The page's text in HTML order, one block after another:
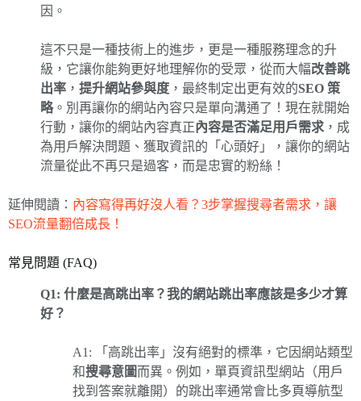
因。
這不只是一種技術上的進步，更是一種服務理念的升
級，它讓你能夠更好地理解你的受眾，從而大幅改善跳
出率 ， 提升網站參與度 ，最終制定出更有效的SEO 策
略。別再讓你的網站內容只是單向溝通了！現在就開始
行動，讓你的網站內容真正內容是否滿足用戶需求 ，成
為用戶解決問題、獲取資訊的「心頭好」，讓你的網站
流量從此不再只是過客，而是忠實的粉絲！
延伸閱讀： 內容寫得再好沒人看？3步掌握搜尋者需求，讓
SEO流量翻倍成長！
常見問題 (FAQ)
Q1: 什麼是高跳出率？我的網站跳出率應該是多少才算
好？
A1: 「高跳出率」沒有絕對的標準，它因網站類型
和搜尋意圖而異。例如，單頁資訊型網站（用戶
找到答案就離開）的跳出率通常會比多頁導航型